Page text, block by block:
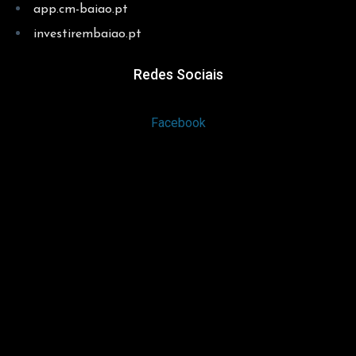
app.cm-baiao.pt
investirembaiao.pt
Redes Sociais
Facebook